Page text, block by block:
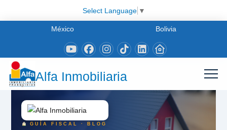
Select Language ▼
México Bolivia
Alfa Inmobiliaria
GUÍA FISCAL · BLOG